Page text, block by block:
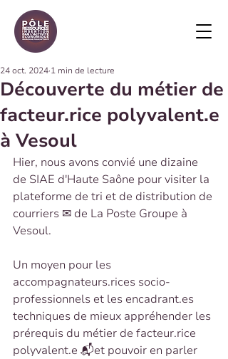
Découverte du métier de
facteur.rice polyvalent.e
à Vesoul
24 oct. 2024 1 min de lecture
Hier, nous avons convié une dizaine
de SIAE d'Haute Saône pour visiter la
plateforme de tri et de distribution de
courriers ✉ de La Poste Groupe à
Vesoul.
Un moyen pour les
accompagnateurs.rices socio-
professionnels et les encadrant.es
techniques de mieux appréhender les
prérequis du métier de facteur.rice
polyvalent.e 📬et pouvoir en parler